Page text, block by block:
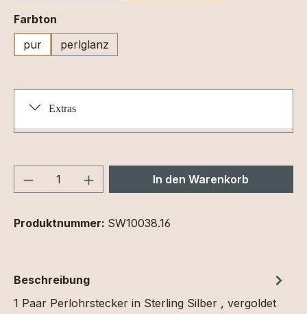
Farbton
pur
perlglanz
Extras
Produkt Anzahl: Gib denIn den Warenkorb
Produktnummer: SW10038.16
Beschreibung
1 Paar Perlohrstecker in Sterling Silber , vergoldet